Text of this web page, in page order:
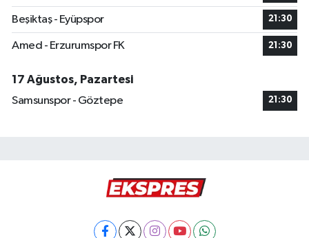
Beşiktaş - Eyüpspor 21:30
Amed - Erzurumspor FK 21:30
17 Ağustos, Pazartesi
Samsunspor - Göztepe
21:30